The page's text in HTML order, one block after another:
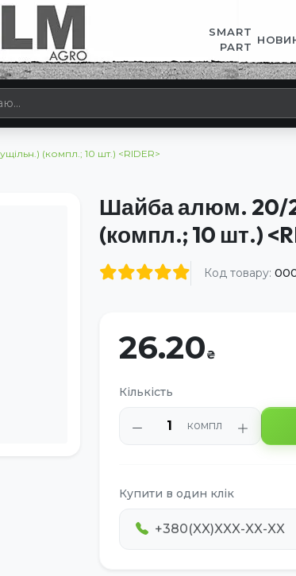
SMART
PART
(компл.; 10 шт.) <RIDER>
Шайба алюм. 20/
(компл.; 10 шт.)
Код товару:
26.20
Кількість
компл
Купити в один клік